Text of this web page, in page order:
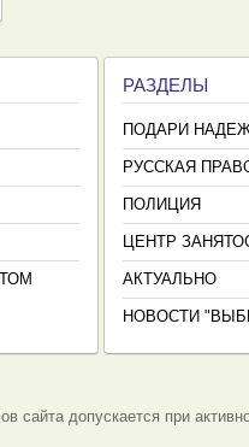
РАЗДЕЛЫ
ПОДАРИ
РУССКАЯ
ПОЛИЦИЯ
ЦЕНТР
АКТУАЛЬНО
НОВОСТИ
сайта допускается при